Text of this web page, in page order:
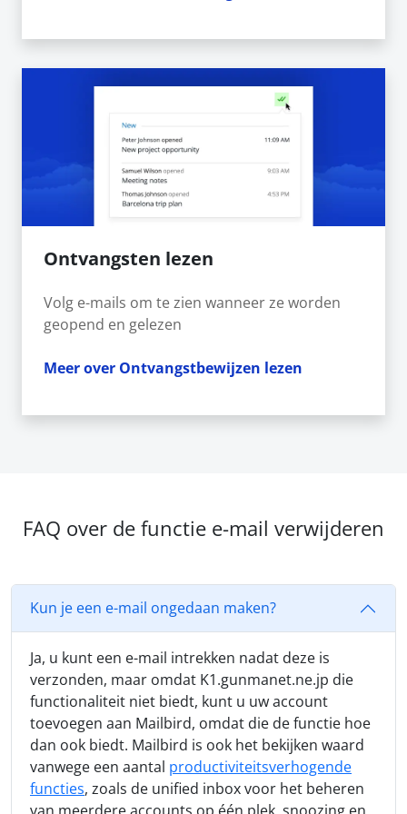
Ontvangsten lezen
Volg e-mails om te zien wanneer ze worden
geopend en gelezen
Meer over Ontvangstbewijzen lezen
FAQ over de functie e-mail verwijderen
Kun je een e-mail ongedaan maken?
Ja, u kunt een e-mail intrekken nadat deze is
verzonden, maar omdat K1.gunmanet.ne.jp die
functionaliteit niet biedt, kunt u uw account
toevoegen aan Mailbird, omdat die de functie hoe
dan ook biedt. Mailbird is ook het bekijken waard
vanwege een aantal productiviteitsverhogende
functies, zoals de unified inbox voor het beheren